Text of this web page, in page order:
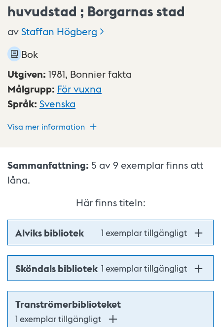
huvudstad ; Borgarnas stad
avStaffan Högberg
Bok
Utgiven: 1981, Bonnier fakta
Målgrupp: För vuxna
Språk: Svenska
Visa mer information
Sammanfattning: 5 av 9 exemplar finns att
låna.
Här finns titeln:
Alviks bibliotek 1 exemplar tillgängligt
Sköndals bibliotek 1 exemplar tillgängligt
Tranströmerbiblioteket
1 exemplar tillgängligt